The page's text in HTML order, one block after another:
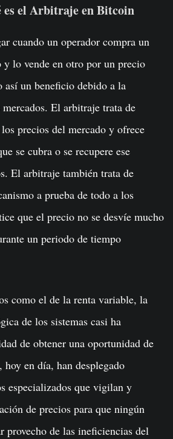
el Arbitraje en Bitcoin
cuando un operador compra un
y lo vende en otro por un precio
así un beneficio debido a la
El arbitraje trata de
precios del mercado y ofrece
se cubra o se recupere ese
El arbitraje también trata de
a prueba de todo a los
que el precio no se desvíe mucho
un periodo de tiempo
como el de la renta variable, la
de los sistemas casi ha
de obtener una oportunidad de
en día, han desplegado
especializados que vigilan y
de precios para que ningún
provecho de las ineficiencias del